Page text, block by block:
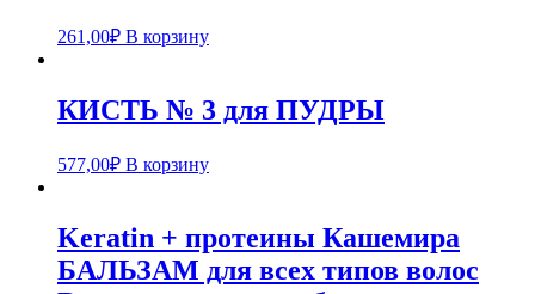
261,00₽ В корзину
КИСТЬ № 3 для ПУДРЫ
577,00₽ В корзину
Keratin + протеины Кашемира
БАЛЬЗАМ для всех типов волос